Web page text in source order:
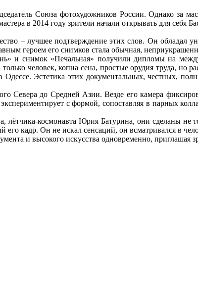
Союза фотохудожников России. Однако за
в 2014 году зрители начали открывать для себя
– лучшее подтверждение этих слов. Он обладал
героем его снимков стала обычная,
и снимок «Печальная» получили дипломы на
человек, копна сена, простые орудия труда, но
Эстетика этих документальных, честных,
Севера до Средней Азии. Везде его камера
с формой, сопоставляя в парных
лётчика-космонавта Юрия Батурина, они сделаны
кадр. Он не искал сенсаций, он всматривался в
и высокого искусства одновременно, приглашая